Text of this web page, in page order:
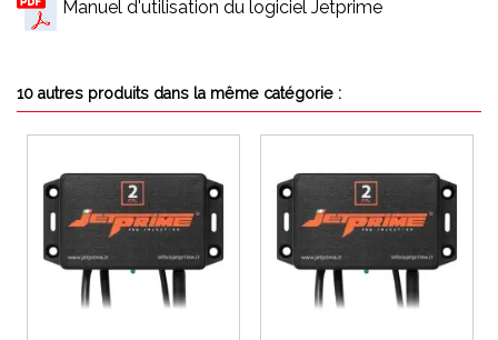
Manuel d'utilisation du logiciel Jetprime
10 autres produits dans la même catégorie :